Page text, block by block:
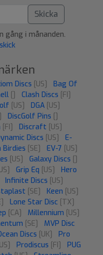
Skicka
gång i månanden.
Discs [US]
Bag Of
Clash Discs [FI]
[US] DGA [US]
DiscGolf Pins
[FI] Discraft [US]
Discs [US]
E-
Birdies [SE] EV-7 [US]
[US] Galaxy Discs
Grip Eq [US]
Hero
Infinite Discs [US]
[SE] Keen [US]
Lone Star Disc [TX]
[CA] Millennium [US]
[SE]
MVP Disc
Discs [UK]
Pro
[US] Prodiscus [FI]
PUG